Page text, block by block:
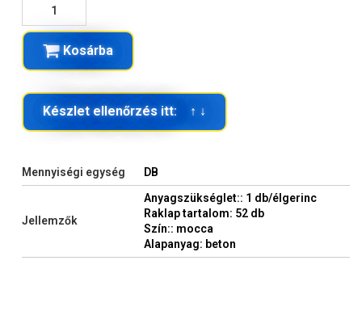
Kosárba
Készlet ellenőrzés itt: ↑ ↓
Mennyiségi egység DB
Jellemzők
Anyagszükséglet:: 1 db/élgerinc
Raklap tartalom: 52 db
Szín:: mocca
Alapanyag: beton